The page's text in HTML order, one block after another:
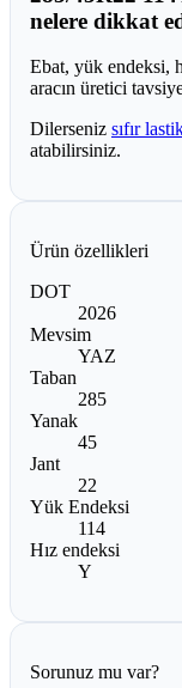
nelere dikkat
Ebat, yük endeksi,
aracın üretici
Dilerseniz sıfır
atabilirsiniz.
Ürün özellikleri
DOT
2026
Mevsim
YAZ
Taban
285
Yanak
45
Jant
22
Yük Endeksi
114
Hız endeksi
Y
Sorunuz mu var?